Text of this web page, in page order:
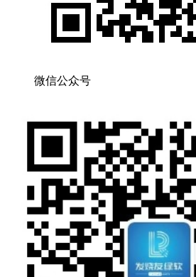
微信公众号